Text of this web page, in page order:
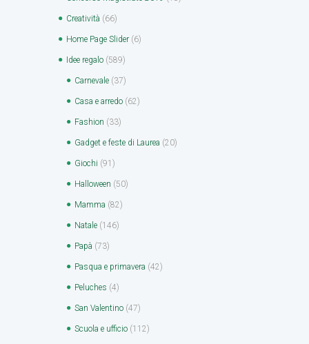
Creatività (66)
Home Page Slider (6)
Idee regalo (589)
Carnevale (37)
Casa e arredo (62)
Fashion (33)
Gadget e feste di Laurea (20)
Giochi (91)
Halloween (50)
Mamma (82)
Natale (146)
Papà (73)
Pasqua e primavera (42)
Peluches (4)
San Valentino (47)
Scuola e ufficio (112)